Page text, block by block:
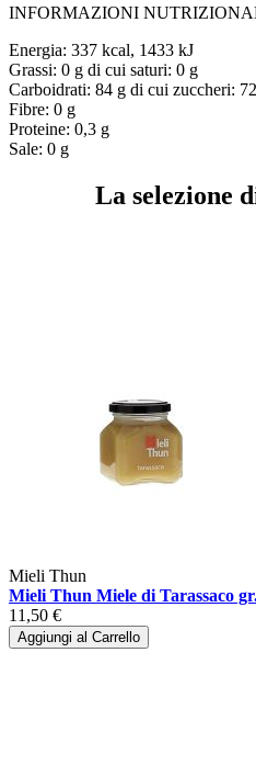
INFORMAZIONI
Energia: 337 kcal, 1433 kJ
Grassi: 0 g di cui saturi: 0 g
Carboidrati: 84 g di cui zuccheri:
Fibre: 0 g
Proteine: 0,3 g
Sale: 0 g
La selezione
Mieli Thun
Mieli Thun Miele di Tarassaco
11,50 €
Aggiungi al Carrello